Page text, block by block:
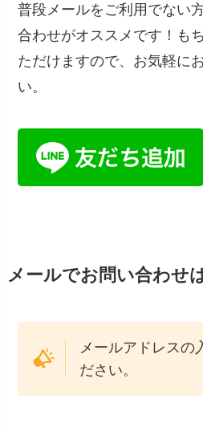
普段メールをご利用でない
合わせがオススメです！も
ただけますので、お気軽に
い。
メールでお問い合わせ
メールアドレスの
ださい。